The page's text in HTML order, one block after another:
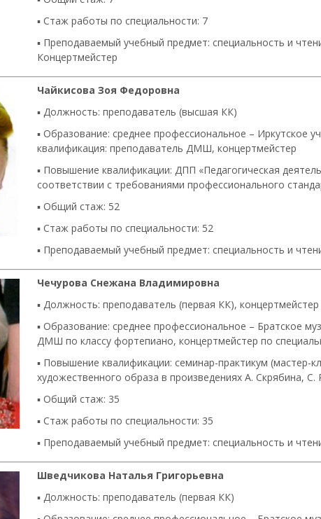
▪ Стаж работы по специальности: 7
▪ Преподаваемый учебный предмет: специальность и
Концертмейстер
Чайкисова Зоя Федоровна
▪ Должность: преподаватель (высшая КК)
▪ Образование: среднее профессиональное – Иркутское
квалификация: преподаватель ДМШ, концертмейстер
▪ Повышение квалификации: ДПП «Педагогическая
соответствии с требованиями профессионального
▪ Общий стаж: 52
▪ Стаж работы по специальности: 52
▪ Преподаваемый учебный предмет: специальность и
Чечурова Снежана Владимировна
▪ Должность: преподаватель (первая КК),
▪ Образование: среднее профессиональное – Братское
ДМШ по классу фортепиано, концертмейстер по
▪ Повышение квалификации: семинар-практикум (мастер-
художественного образа в произведениях А. Скрябина, С.
▪ Общий стаж: 35
▪ Стаж работы по специальности: 35
▪ Преподаваемый учебный предмет: специальность и
Шведчикова Наталья Григорьевна
▪ Должность: преподаватель (первая КК)